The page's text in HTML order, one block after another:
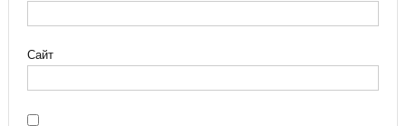
Сайт